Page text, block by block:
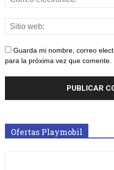
Guarda mi nombre, correo
para la próxima vez que comente.
Ofertas Playmobil